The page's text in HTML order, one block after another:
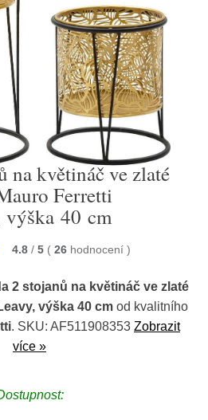
na květináč ve zlaté
Ferretti
výška 40 cm
4.8 / 5 ( 26 hodnocení )
2 stojanů na květináč ve zlaté
výška 40 cm od kvalitního
. SKU: AF511908353 Zobrazit
více »